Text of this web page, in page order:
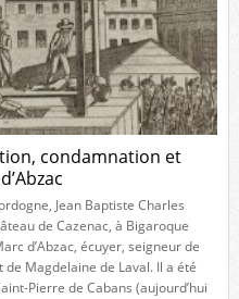
condamnation et
Jean Baptiste Charles
de Cazenac, à Bigaroque
d’Abzac, écuyer, seigneur de
Magdelaine de Laval. Il a été
Pierre de Cabans (aujourd’hui